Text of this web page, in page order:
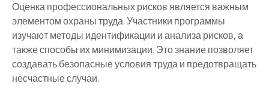
Оценка профессиональных рисков является важным
элементом охраны труда. Участники программы
изучают методы идентификации и анализа рисков, а
также способы их минимизации. Это знание позволяет
создавать безопасные условия труда и предотвращать
несчастные случаи.